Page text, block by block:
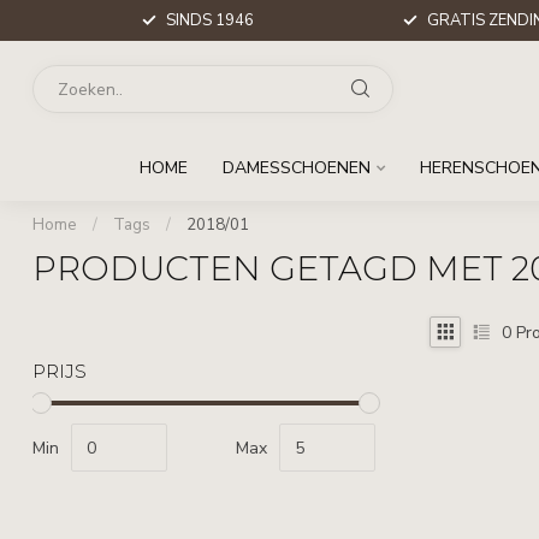
SINDS 1946 GRATIS
HOME DAMESSCHOENEN
Home / Tags / 2018/01
PRODUCTEN GETAGD MET
PRIJS
Min Max
0